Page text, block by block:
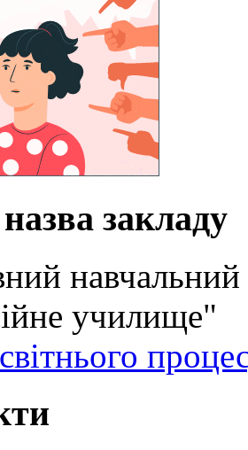
закладу
навчальний
училище"